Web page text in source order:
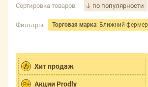
Сортировка товаров по популярности
Фильтры Торговая марка: Ближний фермер
Хит продаж
P+ Акции Prodly